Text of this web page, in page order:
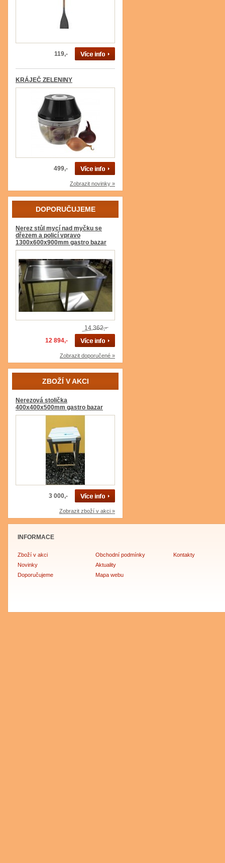
119,-
KRÁJEČ ZELENINY
499,-
Zobrazit novinky »
DOPORUČUJEME
Nerez stůl mycí nad myčku se
dřezem a policí vpravo
1300x600x900mm gastro bazar
14 362,-
12 894,-
Zobrazit doporučené »
ZBOŽÍ V AKCI
Nerezová stolička
400x400x500mm gastro bazar
3 000,-
Zobrazit zboží v akci »
INFORMACE
Zboží v akci
Novinky
Doporučujeme
Obchodní podmínky
Aktuality
Mapa webu
Kontakty